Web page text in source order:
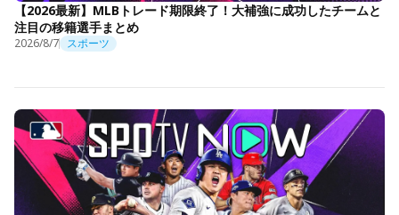
【2026最新】MLBトレード期限終了！大補強に成功したチームと
注目の移籍選手まとめ
2026/8/7 スポーツ